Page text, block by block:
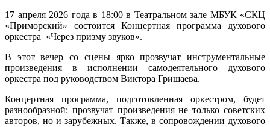
17 апреля 2026 года в 18:00 в Театральном зале МБУК «СКЦ
«Приморский» состоится Концертная программа духового
оркестра «Через призму звуков».
В этот вечер со сцены ярко прозвучат инструментальные
произведения в исполнении самодеятельного духового
оркестра под руководством Виктора Гришаева.
Концертная программа, подготовленная оркестром, будет
разнообразной: прозвучат произведения не только советских
авторов, но и зарубежных. Также, в сопровождении духового